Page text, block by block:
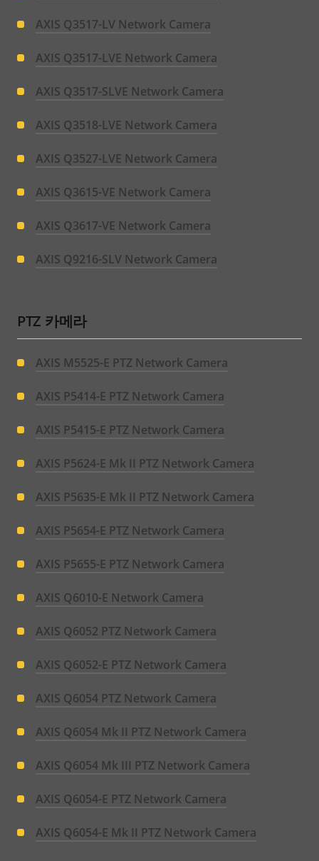
AXIS Q3517-LV Network Camera
AXIS Q3517-LVE Network Camera
AXIS Q3517-SLVE Network Camera
AXIS Q3518-LVE Network Camera
AXIS Q3527-LVE Network Camera
AXIS Q3615-VE Network Camera
AXIS Q3617-VE Network Camera
AXIS Q9216-SLV Network Camera
PTZ 카메라
AXIS M5525-E PTZ Network Camera
AXIS P5414-E PTZ Network Camera
AXIS P5415-E PTZ Network Camera
AXIS P5624-E Mk II PTZ Network Camera
AXIS P5635-E Mk II PTZ Network Camera
AXIS P5654-E PTZ Network Camera
AXIS P5655-E PTZ Network Camera
AXIS Q6010-E Network Camera
AXIS Q6052 PTZ Network Camera
AXIS Q6052-E PTZ Network Camera
AXIS Q6054 PTZ Network Camera
AXIS Q6054 Mk II PTZ Network Camera
AXIS Q6054 Mk III PTZ Network Camera
AXIS Q6054-E PTZ Network Camera
AXIS Q6054-E Mk II PTZ Network Camera